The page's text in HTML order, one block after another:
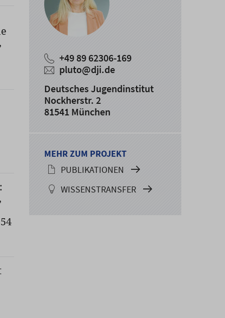
+49 89 62306-169
pluto@dji.de
Deutsches Jugendinstitut
Nockherstr. 2
81541 München
MEHR ZUM PROJEKT
PUBLIKATIONEN
WISSENSTRANSFER